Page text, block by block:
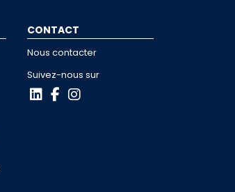
CONTACT
Nous contacter
Suivez-nous sur